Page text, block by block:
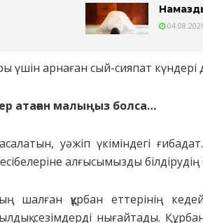
үшін арнаған сый-сияпат күндері
атаған малыңыз болса…
уәжіп үкіміндегі
алғысымызды білдірудің
құрбан еттерінің
сезімдерді нығайтады.